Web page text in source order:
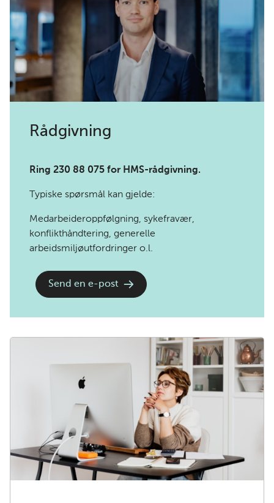
Rådgivning
Ring 230 88 075 for HMS-rådgivning.
Typiske spørsmål kan gjelde:
Medarbeideroppfølgning, sykefravær,
konflikthåndtering, generelle
arbeidsmiljøutfordringer o.l.
Send en e-post